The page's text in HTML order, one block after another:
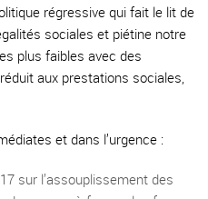
régressive qui fait le lit de
sociales et piétine notre
plus faibles avec des
aux prestations sociales,
et dans l’urgence :
sur l’assouplissement des